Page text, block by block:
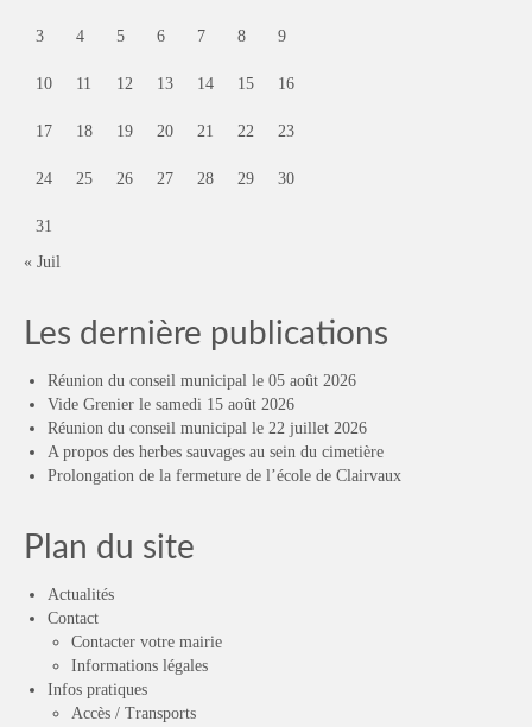
3 4 5 6 7 8 9
10 11 12 13 14 15 16
17 18 19 20 21 22 23
24 25 26 27 28 29 30
31
« Juil
Les dernière publications
Réunion du conseil municipal le 05 août 2026
Vide Grenier le samedi 15 août 2026
Réunion du conseil municipal le 22 juillet 2026
A propos des herbes sauvages au sein du cimetière
Prolongation de la fermeture de l’école de Clairvaux
Plan du site
Actualités
Contact
Contacter votre mairie
Informations légales
Infos pratiques
Accès / Transports